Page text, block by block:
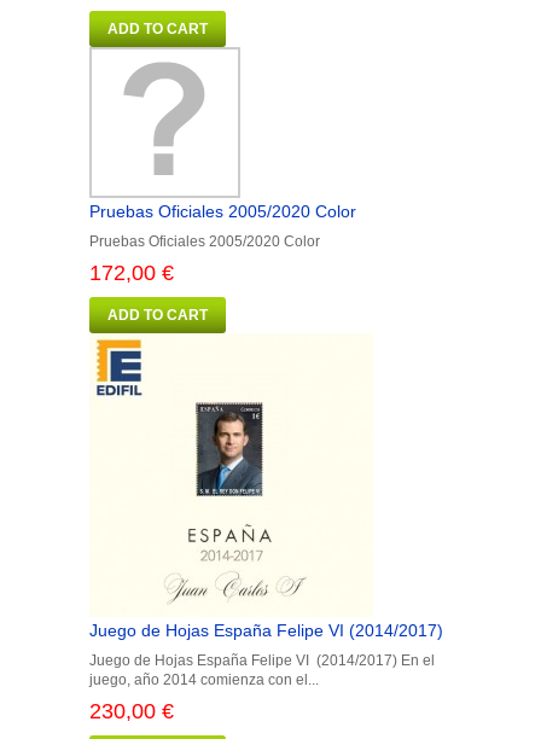
ADD TO CART
Pruebas Oficiales 2005/2020 Color
Pruebas Oficiales 2005/2020 Color
172,00 €
ADD TO CART
Juego de Hojas España Felipe VI (2014/2017)
Juego de Hojas España Felipe VI (2014/2017) En el
juego, año 2014 comienza con el...
230,00 €